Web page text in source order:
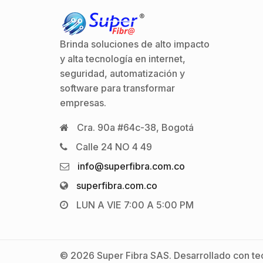
Brinda soluciones de alto impacto
y alta tecnología en internet,
seguridad, automatización y
software para transformar
empresas.
Cra. 90a #64c-38, Bogotá
Calle 24 NO 4 49
info@superfibra.com.co
superfibra.com.co
LUN A VIE 7:00 A 5:00 PM
© 2026 Super Fibra SAS. Desarrollado con